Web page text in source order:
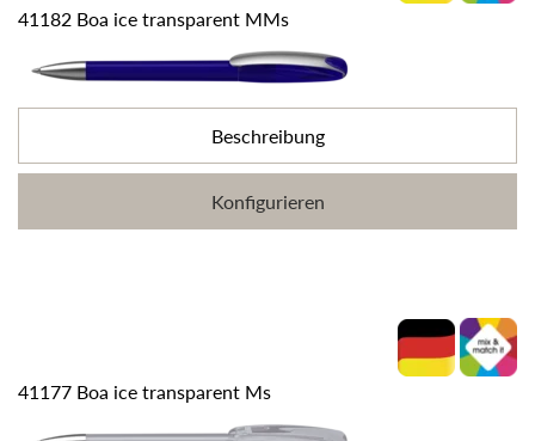
41182 Boa ice transparent MMs
Beschreibung
Konfigurieren
41177 Boa ice transparent Ms